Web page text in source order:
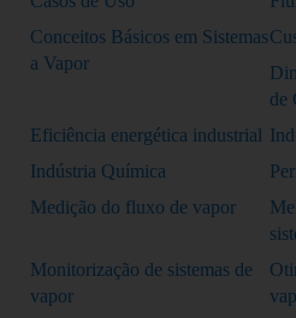
Conceitos Básicos em Sistemas
a Vapor
de
Eficiência energética industrial
Indústria Química
Medição do fluxo de vapor
Monitorização de sistemas de
vapor